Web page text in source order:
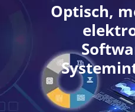
Optisch,